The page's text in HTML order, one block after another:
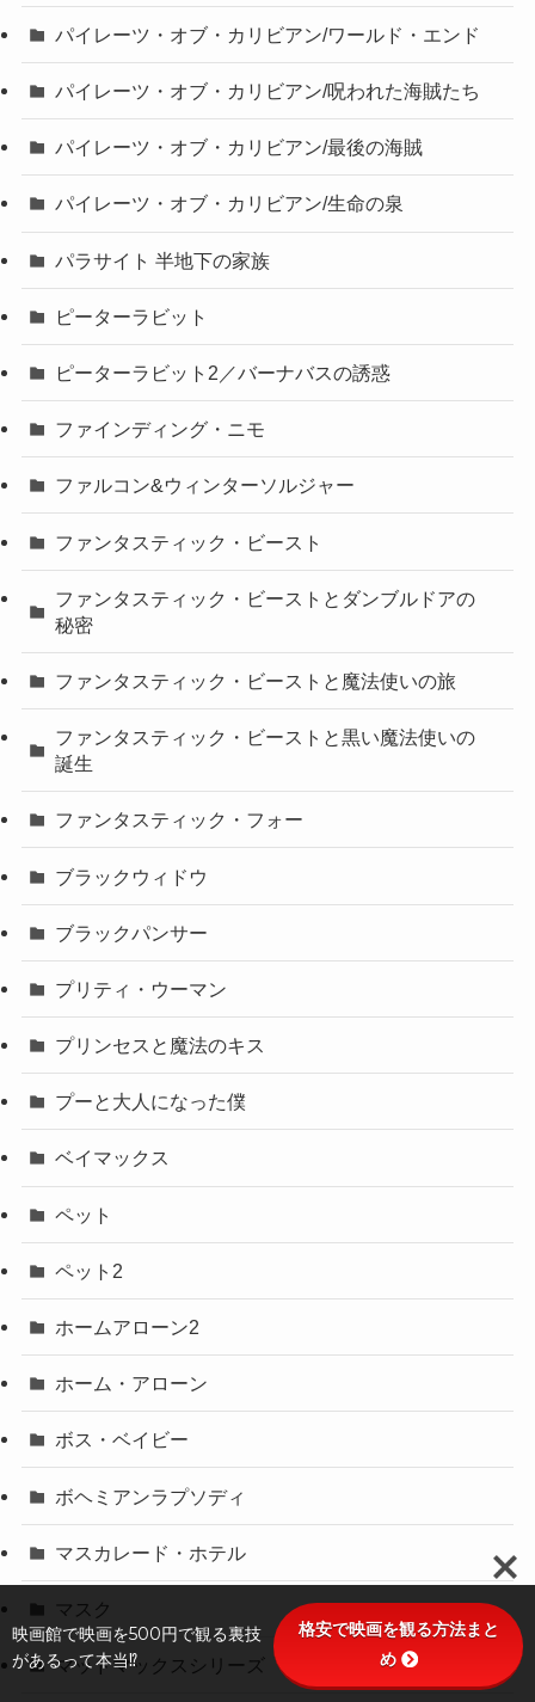
パイレーツ・オブ・カリビアン/ワールド・エンド
パイレーツ・オブ・カリビアン/呪われた海賊たち
パイレーツ・オブ・カリビアン/最後の海賊
パイレーツ・オブ・カリビアン/生命の泉
パラサイト 半地下の家族
ピーターラビット
ピーターラビット2／バーナバスの誘惑
ファインディング・ニモ
ファルコン&ウィンターソルジャー
ファンタスティック・ビースト
ファンタスティック・ビーストとダンブルドアの
秘密
ファンタスティック・ビーストと魔法使いの旅
ファンタスティック・ビーストと黒い魔法使いの
誕生
ファンタスティック・フォー
ブラックウィドウ
ブラックパンサー
プリティ・ウーマン
プリンセスと魔法のキス
プーと大人になった僕
ベイマックス
ペット
ペット2
ホームアローン2
ホーム・アローン
ボス・ベイビー
ボヘミアンラプソディ
マスカレード・ホテル
マスク
マッドマックスシリーズ
映画館で映画を500円で観る裏技
があるって本当⁉
格安で映画を観る方法まと
め